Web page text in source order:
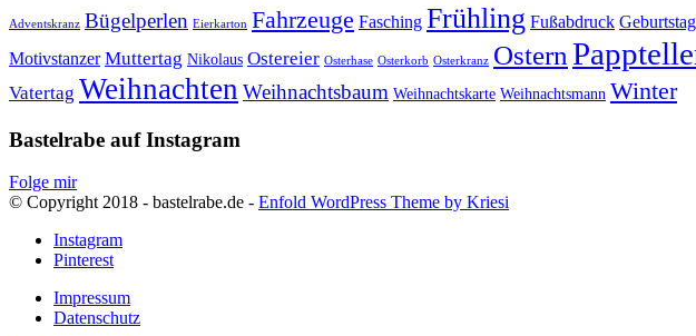
Adventskranz Bügelperlen Eierkarton Fahrzeuge Fasching Frühling Fußabdruck Geburtstag
Motivstanzer Muttertag Nikolaus Ostereier Osterhase Osterkorb Osterkranz Ostern
Vatertag Weihnachten Weihnachtsbaum Weihnachtskarte Weihnachtsmann Winter
Bastelrabe auf Instagram
Folge mir
© Copyright 2018 - bastelrabe.de - Enfold WordPress Theme by Kriesi
Instagram
Pinterest
Impressum
Datenschutz